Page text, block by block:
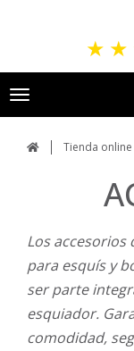
★ ★
Toggle
navigation
Tienda online
Los accesorios
para esquís y
ser parte
esquiador.
comodidad,